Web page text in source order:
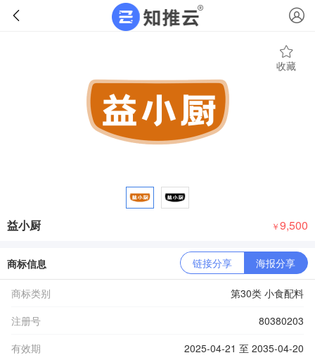
收藏
益小厨 ￥9,500
商标信息 链接分享 海报分享
商标类别
第30类 小食配料
注册号
80380203
有效期
2025-04-21 至 2035-04-20